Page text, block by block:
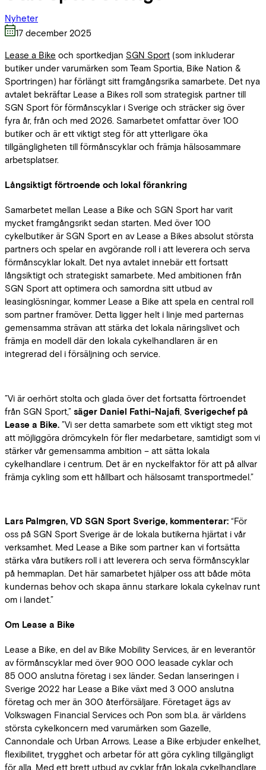
Nyheter
17 december 2025
Lease a Bike och sportkedjan SGN Sport (som inkluderar
butiker under varumärken som Team Sportia, Bike Nation &
Sportringen) har förlängt sitt framgångsrika samarbete. Det nya
avtalet bekräftar Lease a Bikes roll som strategisk partner till
SGN Sport för förmånscyklar i Sverige och sträcker sig över
fyra år, från och med 2026. Samarbetet omfattar över 100
butiker och är ett viktigt steg för att ytterligare öka
tillgängligheten till förmånscyklar och främja hälsosammare
arbetsplatser.
Långsiktigt förtroende och lokal förankring
Samarbetet mellan Lease a Bike och SGN Sport har varit
mycket framgångsrikt sedan starten. Med över 100
cykelbutiker är SGN Sport en av Lease a Bikes absolut största
partners och spelar en avgörande roll i att leverera och serva
förmånscyklar lokalt. Det nya avtalet innebär ett fortsatt
långsiktigt och strategiskt samarbete. Med ambitionen från
SGN Sport att optimera och samordna sitt utbud av
leasinglösningar, kommer Lease a Bike att spela en central roll
som partner framöver. Detta ligger helt i linje med parternas
gemensamma strävan att stärka det lokala näringslivet och
främja en modell där den lokala cykelhandlaren är en
integrerad del i försäljning och service.
”Vi är oerhört stolta och glada över det fortsatta förtroendet
från SGN Sport,” säger Daniel Fathi-Najafi Sverigechef på
Lease a Bike. ”Vi ser detta samarbete som ett viktigt steg mot
att möjliggöra drömcykeln för fler medarbetare, samtidigt som vi
stärker vår gemensamma ambition – att sätta lokala
cykelhandlare i centrum. Det är en nyckelfaktor för att på allvar
främja cykling som ett hållbart och hälsosamt transportmedel.”
Lars Palmgren, VD SGN Sport Sverige, kommenterar: “För
oss på SGN Sport Sverige är de lokala butikerna hjärtat i vår
verksamhet. Med Lease a Bike som partner kan vi fortsätta
stärka våra butikers roll i att leverera och serva förmånscyklar
på hemmaplan. Det här samarbetet hjälper oss att både möta
kundernas behov och skapa ännu starkare lokala cykelnav runt
om i landet.”
Om Lease a Bike
Lease a Bike, en del av Bike Mobility Services, är en leverantör
av förmånscyklar med över 900 000 leasade cyklar och
85 000 anslutna företag i sex länder. Sedan lanseringen i
Sverige 2022 har Lease a Bike växt med 3 000 anslutna
företag och mer än 300 återförsäljare. Företaget ägs av
Volkswagen Financial Services och Pon som bl.a. är världens
största cykelkoncern med varumärken som Gazelle,
Cannondale och Urban Arrows. Lease a Bike erbjuder enkelhet,
flexibilitet, trygghet och arbetar för att göra cykling tillgängligt
för alla. Med ett brett utbud av cyklar från lokala cykelhandlare